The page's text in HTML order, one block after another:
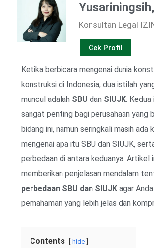
Konsultan Legal
Cek Profil
Ketika berbicara mengenai dunia
konstruksi di Indonesia, dua istilah
muncul adalah SBU dan SIUJK. Kedua
sangat penting bagi perusahaan yang
bidang ini, namun seringkali masih ada
mengenai apa itu SBU dan SIUJK,
perbedaan di antara keduanya. Artikel
memberikan penjelasan mendalam
perbedaan SBU dan SIUJK agar
pemahaman yang lebih jelas dan
Contents hide